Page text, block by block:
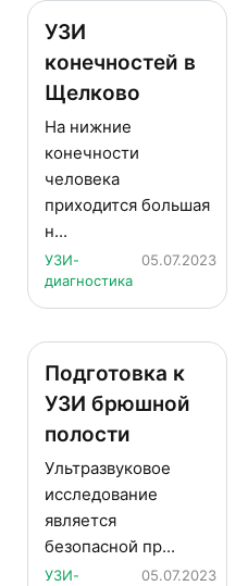
УЗИ
конечностей в
Щелково
На нижние
конечности
человека
приходится большая
н...
УЗИ-
диагностика
05.07.2023
Подготовка к
УЗИ брюшной
полости
Ультразвуковое
исследование
является
безопасной пр...
УЗИ-
05.07.2023